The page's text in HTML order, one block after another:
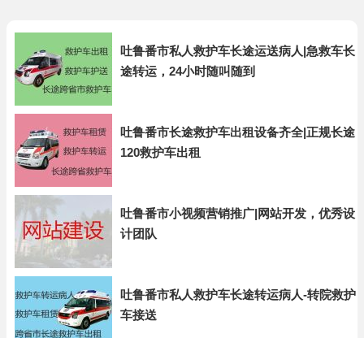
吐鲁番市私人救护车长途运送病人|急救车长
途转运，24小时随叫随到
吐鲁番市长途救护车出租设备齐全|正规长途
120救护车出租
吐鲁番市小视频营销推广|网站开发，优秀设
计团队
吐鲁番市私人救护车长途转运病人-转院救护
车接送